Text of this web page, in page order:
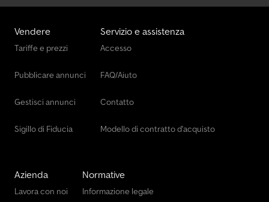
Vendere
Tariffe e prezzi
Pubblicare annunci
Gestisci annunci
Sigillo di Fiducia
Servizio e assistenza
Accesso
FAQ/Aiuto
Contatto
Modello di contratto d'acquisto
Azienda
Lavora con noi
Normative
Informazione legale